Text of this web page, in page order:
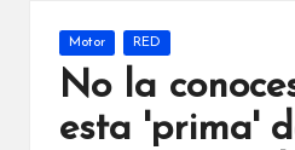
Publicada
en
Motor RED
No la
esta 'prima'